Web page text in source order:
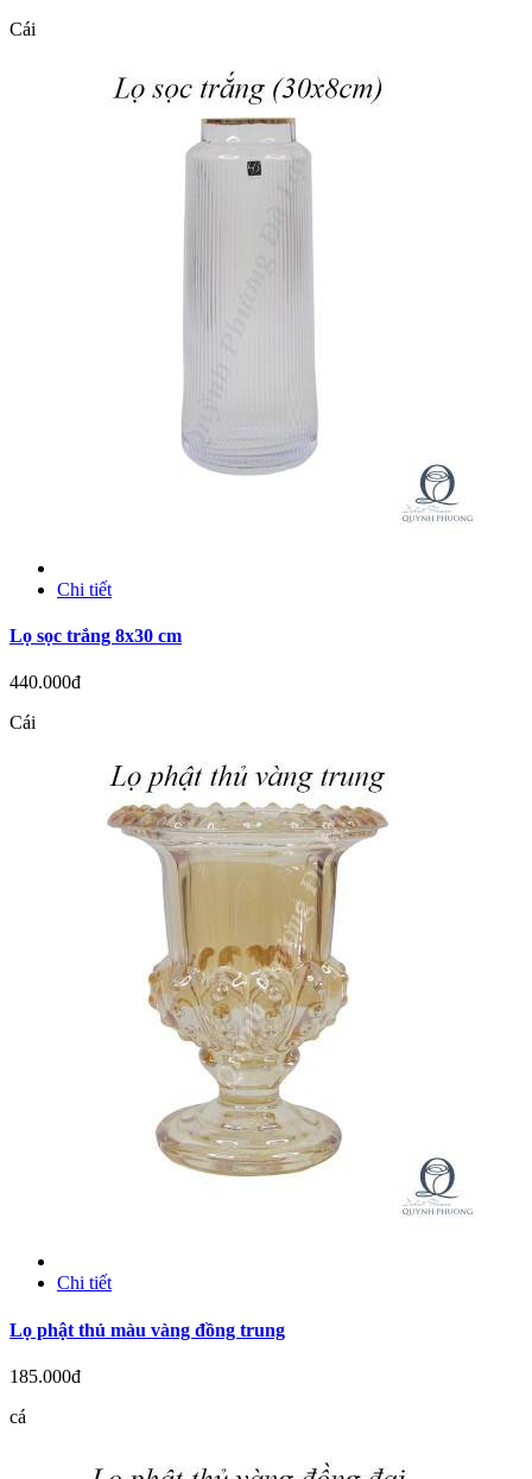
Cái
Chi tiết
Lọ sọc trắng 8x30 cm
440.000đ
Cái
Chi tiết
Lọ phật thủ màu vàng đồng trung
185.000đ
cá